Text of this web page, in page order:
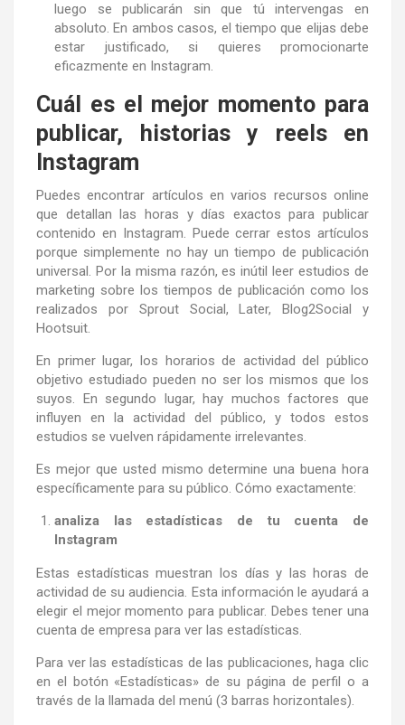
luego se publicarán sin que tú intervengas en
absoluto. En ambos casos, el tiempo que elijas debe
estar justificado, si quieres promocionarte
eficazmente en Instagram.
Cuál es el mejor momento para
publicar, historias y reels en
Instagram
Puedes encontrar artículos en varios recursos online
que detallan las horas y días exactos para publicar
contenido en Instagram. Puede cerrar estos artículos
porque simplemente no hay un tiempo de publicación
universal. Por la misma razón, es inútil leer estudios de
marketing sobre los tiempos de publicación como los
realizados por Sprout Social, Later, Blog2Social y
Hootsuit.
En primer lugar, los horarios de actividad del público
objetivo estudiado pueden no ser los mismos que los
suyos. En segundo lugar, hay muchos factores que
influyen en la actividad del público, y todos estos
estudios se vuelven rápidamente irrelevantes.
Es mejor que usted mismo determine una buena hora
específicamente para su público. Cómo exactamente:
analiza las estadísticas de tu cuenta de
Instagram
Estas estadísticas muestran los días y las horas de
actividad de su audiencia. Esta información le ayudará a
elegir el mejor momento para publicar. Debes tener una
cuenta de empresa para ver las estadísticas.
Para ver las estadísticas de las publicaciones, haga clic
en el botón «Estadísticas» de su página de perfil o a
través de la llamada del menú (3 barras horizontales).